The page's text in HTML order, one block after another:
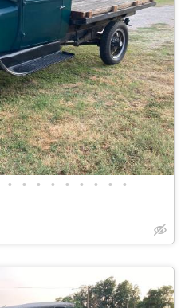
• • • • • • • • •